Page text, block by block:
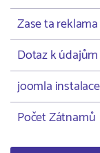
Zase ta reklama
Dotaz k
joomla instalace
Počet Zátnamů